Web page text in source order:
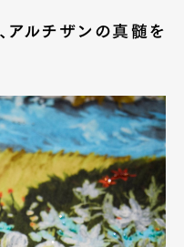
アルチザンの真髄を